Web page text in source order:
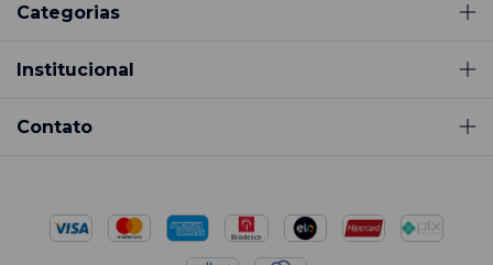
Categorias
Institucional
Contato